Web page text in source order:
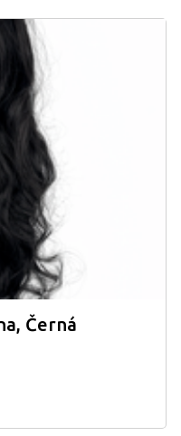
Černá